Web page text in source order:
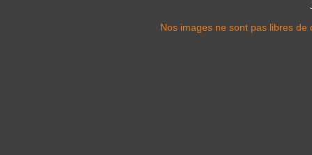
Nos images ne sont pas libres